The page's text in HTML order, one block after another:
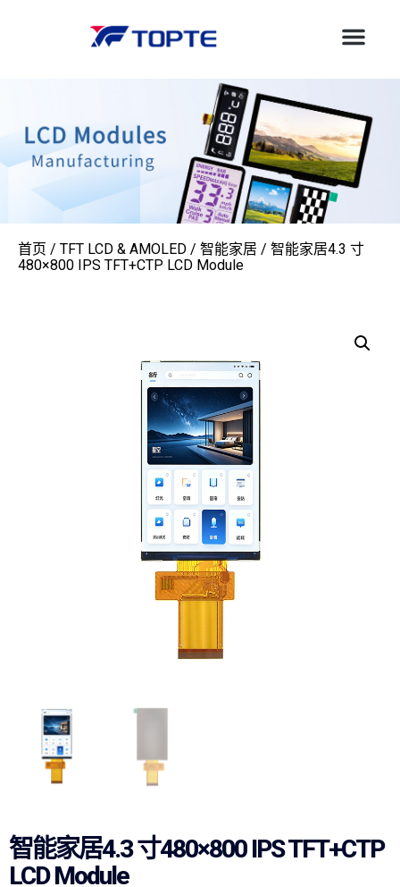
首页 / TFT LCD & AMOLED / 智能家居 / 智能家居4.3 寸
480×800 IPS TFT+CTP LCD Module
智能家居4.3 寸480×800 IPS TFT+CTP
LCD Module